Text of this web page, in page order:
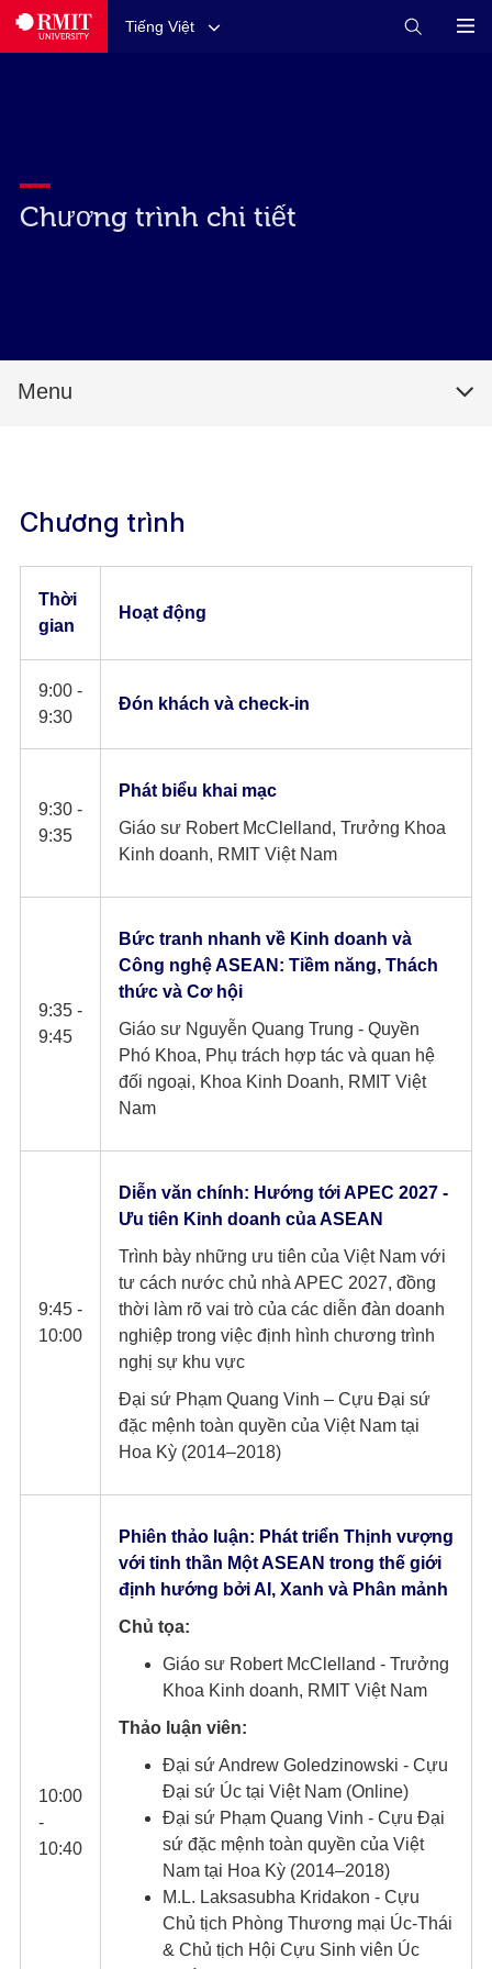
Tiếng Việt
Chương trình chi tiết
Menu
Chương trình
Thời
gian
Hoạt động
9:00 -
9:30
Đón khách và check-in
9:30 -
9:35
Phát biểu khai mạc
Giáo sư Robert McClelland, Trưởng Khoa
Kinh doanh, RMIT Việt Nam
9:35 -
9:45
Bức tranh nhanh về Kinh doanh và
Công nghệ ASEAN: Tiềm năng, Thách
thức và Cơ hội
Giáo sư Nguyễn Quang Trung - Quyền
Phó Khoa, Phụ trách hợp tác và quan hệ
đối ngoại, Khoa Kinh Doanh, RMIT Việt
Nam
9:45 -
10:00
Diễn văn chính: Hướng tới APEC 2027 -
Ưu tiên Kinh doanh của ASEAN
Trình bày những ưu tiên của Việt Nam với
tư cách nước chủ nhà APEC 2027, đồng
thời làm rõ vai trò của các diễn đàn doanh
nghiệp trong việc định hình chương trình
nghị sự khu vực
Đại sứ Phạm Quang Vinh – Cựu Đại sứ
đặc mệnh toàn quyền của Việt Nam tại
Hoa Kỳ (2014–2018)
10:00
-
10:40
Phiên thảo luận: Phát triển Thịnh vượng
với tinh thần Một ASEAN trong thế giới
định hướng bởi AI, Xanh và Phân mảnh
Chủ tọa:
Giáo sư Robert McClelland - Trưởng
Khoa Kinh doanh, RMIT Việt Nam
Thảo luận viên:
Đại sứ Andrew Goledzinowski - Cựu
Đại sứ Úc tại Việt Nam (Online)
Đại sứ Phạm Quang Vinh - Cựu Đại
sứ đặc mệnh toàn quyền của Việt
Nam tại Hoa Kỳ (2014–2018)
M.L. Laksasubha Kridakon - Cựu
Chủ tịch Phòng Thương mại Úc-Thái
& Chủ tịch Hội Cựu Sinh viên Úc